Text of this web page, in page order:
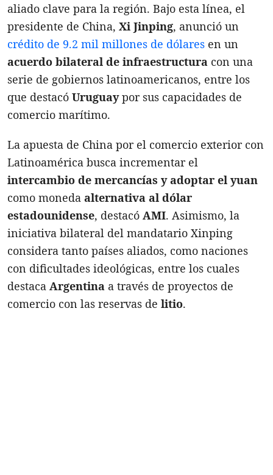
aliado clave para la región. Bajo esta línea, el
presidente de China, Xi Jinping, anunció un
crédito de 9.2 mil millones de dólares en un
acuerdo bilateral de infraestructura con una
serie de gobiernos latinoamericanos, entre los
que destacó Uruguaypor sus capacidades de
comercio marítimo.
La apuesta de China por el comercio exterior con
Latinoamérica busca incrementar el
intercambio de mercancías y adoptar el yuan
como moneda alternativa al dólar
estadounidense, destacó AMI. Asimismo, la
iniciativa bilateral del mandatario Xinping
considera tanto países aliados, como naciones
con dificultades ideológicas, entre los cuales
destaca Argentina a través de proyectos de
comercio con las reservas de litio.